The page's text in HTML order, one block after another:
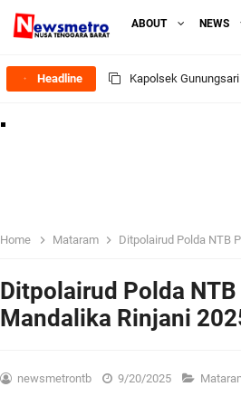
ABOUT NEWS
Headline Ditlantas Polda NTB
Polda NTB
Jelang HUT RI
Polres Lombok Timur
Home Mataram Ditpolairud Polda NTB
Ditpolairud Polda
Mandalika Rinjani
newsmetrontb 9/20/2025